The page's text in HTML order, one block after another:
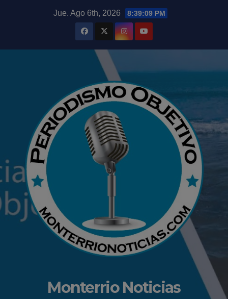
Jue. Ago 6th, 2026 8:39:11 PM
Monterrio Noticias
modal-check